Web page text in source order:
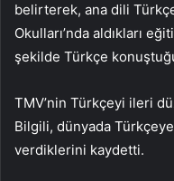
belirterek, ana dili
Okulları’nda aldıkları
şekilde Türkçe
TMV’nin Türkçeyi ileri
Bilgili, dünyada
verdiklerini kaydetti.